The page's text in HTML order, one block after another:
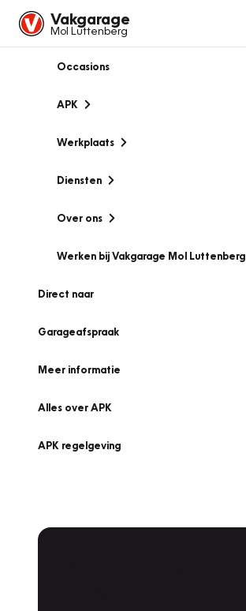
Vakgarage
Mol Luttenberg
Occasions
APK
Werkplaats
Diensten
Over ons
Werken bij Vakgarage Mol Luttenberg
Direct naar
Garageafspraak
Meer informatie
Alles over APK
APK regelgeving